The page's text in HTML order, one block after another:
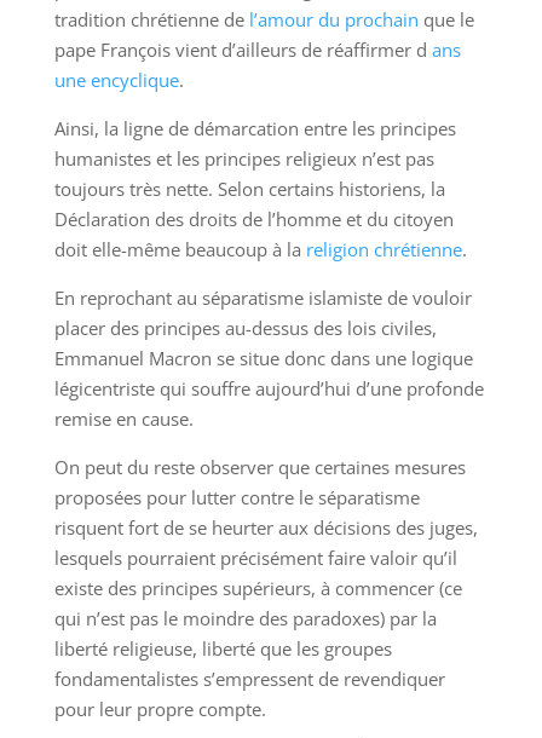
tradition chrétienne de l’amour du prochain que le
pape François vient d’ailleurs de réaffirmer d ans
une encyclique.
Ainsi, la ligne de démarcation entre les principes
humanistes et les principes religieux n’est pas
toujours très nette. Selon certains historiens, la
Déclaration des droits de l’homme et du citoyen
doit elle-même beaucoup à la religion chrétienne.
En reprochant au séparatisme islamiste de vouloir
placer des principes au-dessus des lois civiles,
Emmanuel Macron se situe donc dans une logique
légicentriste qui souffre aujourd’hui d’une profonde
remise en cause.
On peut du reste observer que certaines mesures
proposées pour lutter contre le séparatisme
risquent fort de se heurter aux décisions des juges,
lesquels pourraient précisément faire valoir qu’il
existe des principes supérieurs, à commencer (ce
qui n’est pas le moindre des paradoxes) par la
liberté religieuse, liberté que les groupes
fondamentalistes s’empressent de revendiquer
pour leur propre compte.